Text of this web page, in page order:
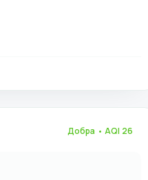
Добра • AQI 26